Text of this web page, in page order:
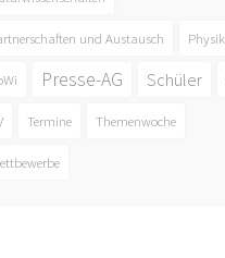
und Austausch Physik
Presse-AG Schüler
Termine Themenwoche